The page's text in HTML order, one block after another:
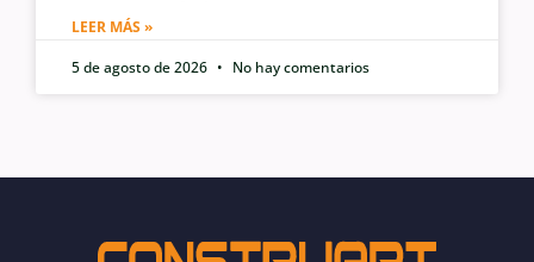
LEER MÁS »
5 de agosto de 2026
No hay comentarios